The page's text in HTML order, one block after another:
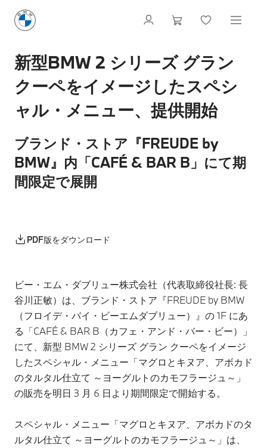
新型BMW 2 シリーズ グラン
クーペをイメージしたスペシ
ャル・メニュー、提供開始
ブランド・ストア『FREUDE by
BMW』内「CAFÉ & BAR B」にて期
間限定で展開
PDF版をダウンロード
ビー・エム・ダブリュー株式会社（代表取締役社長: 長
谷川正敏）は、ブランド・ストア『FREUDE by BMW
（フロイデ・バイ・ビーエムダブリュー）』の 1F にあ
る「CAFÉ & BAR B（カフェ・アンド・バー・ビー）」
にて、新型 BMW 2 シリーズ グラン クーペをイメージ
したスペシャル・メニュー「マグロとキヌア、アボカド
のタルタル仕立て ～ヨーグルトのカモフラージュ～」
の販売を明日 3 月 6 日より期間限定で開始する。
スペシャル・メニュー「マグロとキヌア、アボカドのタ
ルタル仕立て ～ヨーグルトのカモフラージュ～」は、